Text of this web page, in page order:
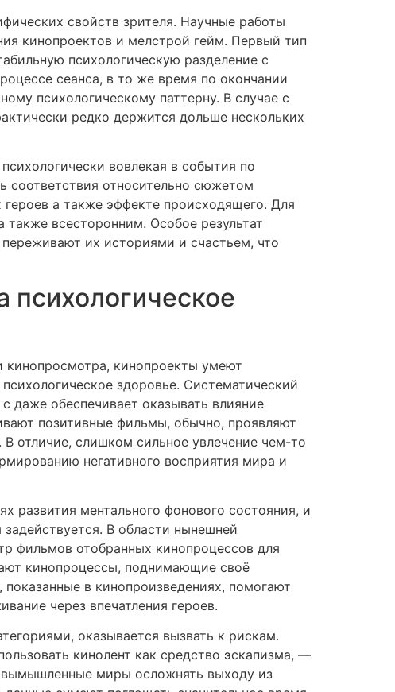
свойств зрителя. Научные работы
кинопроектов и мелстрой гейм. Первый тип
психологическую разделение с
сеанса, в то же время по окончании
психологическому паттерну. В случае с
редко держится дольше нескольких
вовлекая в события по
соответствия относительно сюжетом
а также эффекте происходящего. Для
всесторонним. Особое результат
их историями и счастьем, что
психологическое
кинопроекты умеют
здоровье. Систематический
даже обеспечивает оказывать влияние
позитивные фильмы, обычно, проявляют
отличие, слишком сильное увлечение чем-то
негативного восприятия мира и
развития ментального фонового состояния, и
В области нынешней
фильмов отобранных кинопроцессов для
кинопроцессы, поднимающие своё
в кинопроизведениях, помогают
через впечатления героев.
оказывается вызвать к рискам.
кинолент как средство эскапизма, —
вымышленные миры осложнять выходу из